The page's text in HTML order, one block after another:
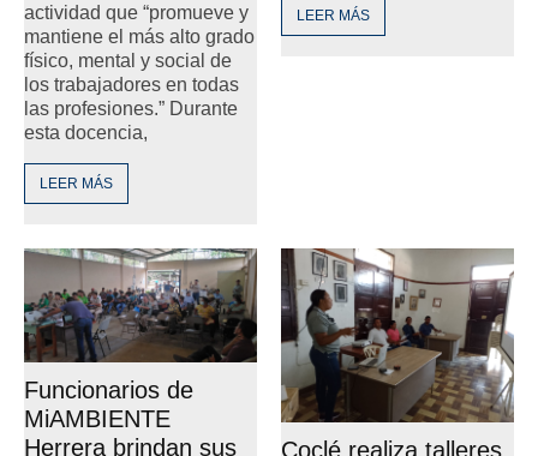
actividad que “promueve y
mantiene el más alto grado
físico, mental y social de
los trabajadores en todas
las profesiones.” Durante
esta docencia,
LEER MÁS
LEER MÁS
Funcionarios de
MiAMBIENTE
Herrera brindan sus
Coclé realiza talleres